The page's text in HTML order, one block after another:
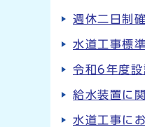
週休二日制
水道工事標
令和6年度設
給水装置に
水道工事に